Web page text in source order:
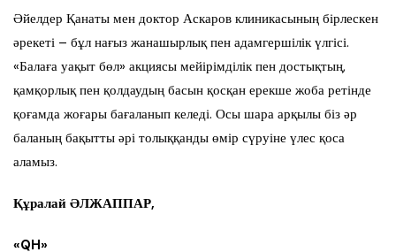
Әйелдер Қанаты мен доктор Аскаров клиникасының бірлескен
әрекеті – бұл нағыз жанашырлық пен адамгершілік үлгісі.
«Балаға уақыт бөл» акциясы мейірімділік пен достықтың,
қамқорлық пен қолдаудың басын қосқан ерекше жоба ретінде
қоғамда жоғары бағаланып келеді. Осы шара арқылы біз әр
баланың бақытты әрі толыққанды өмір сүруіне үлес қоса
аламыз.
Құралай ӘЛЖАППАР,
«QH»